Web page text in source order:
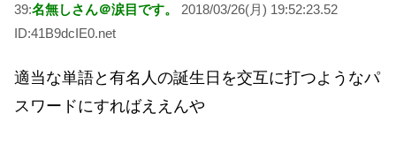
39:名無しさん＠涙目です。
2018/03/26(月) 19:52:23.52
ID:41B9dcIE0.net
適当な単語と有名人の誕生日を交互に打つようなパ
スワードにすればええんや